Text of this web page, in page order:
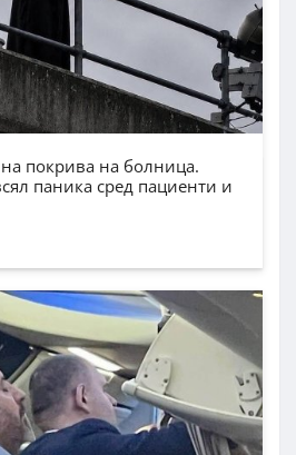
покрива на болница.
паника сред пациенти и